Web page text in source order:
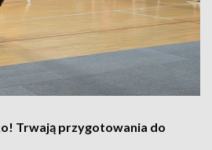
Trwają przygotowania do